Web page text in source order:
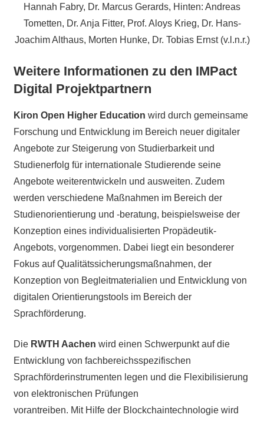
Hannah Fabry, Dr. Marcus Gerards, Hinten: Andreas
Tometten, Dr. Anja Fitter, Prof. Aloys Krieg, Dr. Hans-
Joachim Althaus, Morten Hunke, Dr. Tobias Ernst (v.l.n.r.)
Weitere Informationen zu den IMPact
Digital Projektpartnern
Kiron Open Higher Education wird durch gemeinsame
Forschung und Entwicklung im Bereich neuer digitaler
Angebote zur Steigerung von Studierbarkeit und
Studienerfolg für internationale Studierende seine
Angebote weiterentwickeln und ausweiten. Zudem
werden verschiedene Maßnahmen im Bereich der
Studienorientierung und -beratung, beispielsweise der
Konzeption eines individualisierten Propädeutik-
Angebots, vorgenommen. Dabei liegt ein besonderer
Fokus auf Qualitätssicherungsmaßnahmen, der
Konzeption von Begleitmaterialien und Entwicklung von
digitalen Orientierungstools im Bereich der
Sprachförderung.
Die RWTH Aachen wird einen Schwerpunkt auf die
Entwicklung von fachbereichsspezifischen
Sprachförderinstrumenten legen und die Flexibilisierung
von elektronischen Prüfungen
vorantreiben. Mit Hilfe der Blockchaintechnologie wird